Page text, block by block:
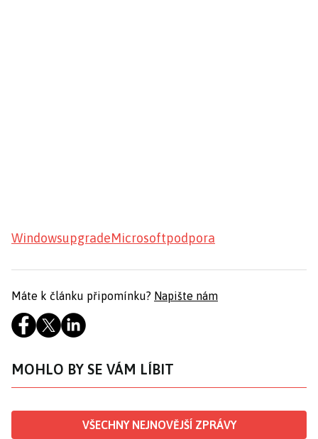
WindowsupgradeMicrosoftpodpora
Máte k článku připomínku? Napište nám
MOHLO BY SE VÁM LÍBIT
VŠECHNY NEJNOVĚJŠÍ ZPRÁVY